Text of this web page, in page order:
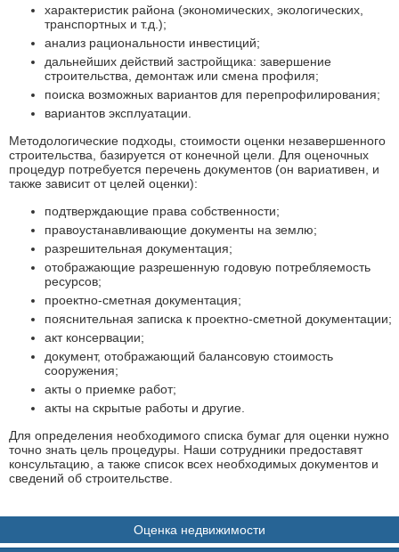
Оценка недвижимости
характеристик района (экономических, экологических,
транспортных и т.д.);
анализ рациональности инвестиций;
дальнейших действий застройщика: завершение
строительства, демонтаж или смена профиля;
поиска возможных вариантов для перепрофилирования;
вариантов эксплуатации.
Методологические подходы, стоимости оценки незавершенного
строительства, базируется от конечной цели. Для оценочных
процедур потребуется перечень документов (он вариативен, и
также зависит от целей оценки):
подтверждающие права собственности;
правоустанавливающие документы на землю;
разрешительная документация;
отображающие разрешенную годовую потребляемость
ресурсов;
проектно-сметная документация;
пояснительная записка к проектно-сметной документации;
акт консервации;
документ, отображающий балансовую стоимость
сооружения;
акты о приемке работ;
акты на скрытые работы и другие.
Для определения необходимого списка бумаг для оценки нужно
точно знать цель процедуры. Наши сотрудники предоставят
консультацию, а также список всех необходимых документов и
сведений об строительстве.